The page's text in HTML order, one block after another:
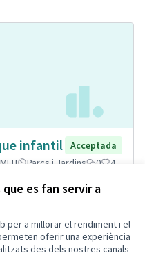
es fan servir a
per a millorar el rendiment i el
oferir una experiència
des dels nostres canals
infantil
Acceptada
Parcs i Jardins 0 4